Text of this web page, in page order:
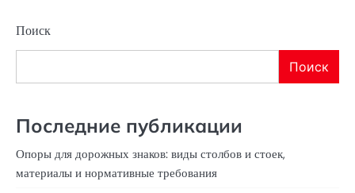
Поиск
Поиск
Последние публикации
Опоры для дорожных знаков: виды столбов и стоек,
материалы и нормативные требования